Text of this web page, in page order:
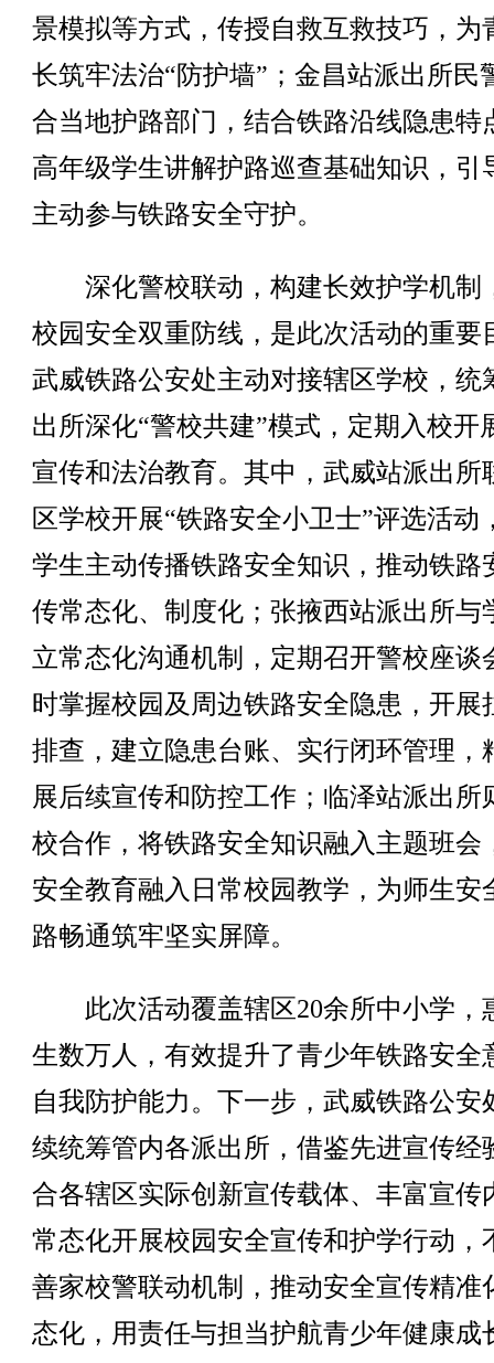
景模拟等方式，传授自救互救技巧，为
长筑牢法治“防护墙”；金昌站派出所民
合当地护路部门，结合铁路沿线隐患特
高年级学生讲解护路巡查基础知识，引
主动参与铁路安全守护。
深化警校联动，构建长效护学机制
校园安全双重防线，是此次活动的重要
武威铁路公安处主动对接辖区学校，统
出所深化“警校共建”模式，定期入校开
宣传和法治教育。其中，武威站派出所
区学校开展“铁路安全小卫士”评选活动
学生主动传播铁路安全知识，推动铁路
传常态化、制度化；张掖西站派出所与
立常态化沟通机制，定期召开警校座谈
时掌握校园及周边铁路安全隐患，开展
排查，建立隐患台账、实行闭环管理，
展后续宣传和防控工作；临泽站派出所
校合作，将铁路安全知识融入主题班会
安全教育融入日常校园教学，为师生安
路畅通筑牢坚实屏障。
此次活动覆盖辖区20余所中小学，
生数万人，有效提升了青少年铁路安全
自我防护能力。下一步，武威铁路公安
续统筹管内各派出所，借鉴先进宣传经
合各辖区实际创新宣传载体、丰富宣传
常态化开展校园安全宣传和护学行动，
善家校警联动机制，推动安全宣传精准
态化，用责任与担当护航青少年健康成